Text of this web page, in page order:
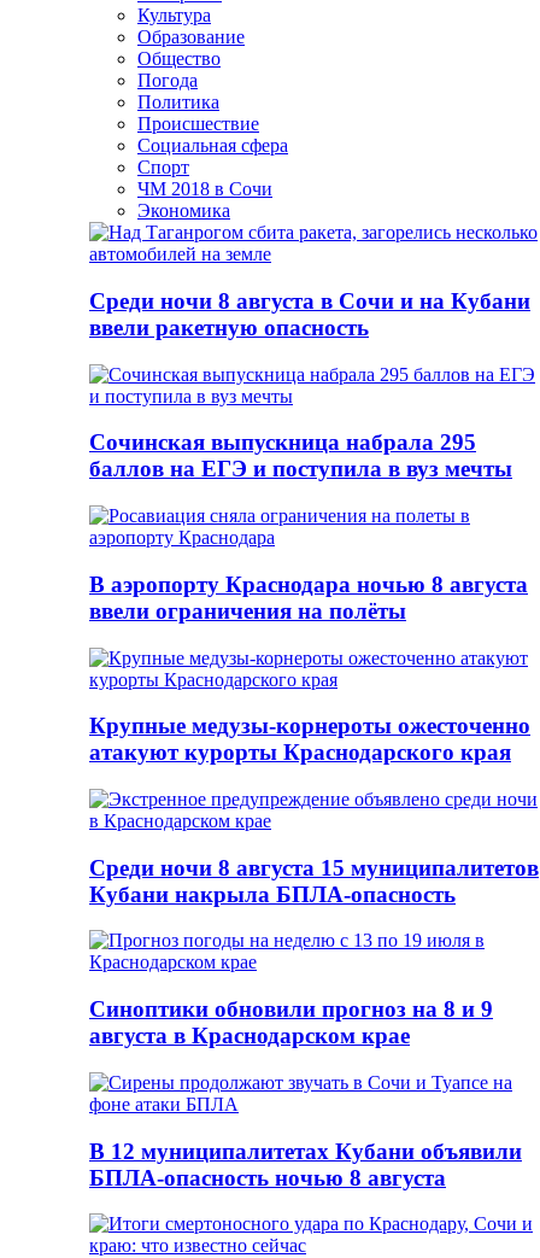
Культура
Образование
Общество
Погода
Политика
Происшествие
Социальная сфера
Спорт
ЧМ 2018 в Сочи
Экономика
Среди ночи 8 августа в Сочи и на Кубани
ввели ракетную опасность
Сочинская выпускница набрала 295
баллов на ЕГЭ и поступила в вуз мечты
В аэропорту Краснодара ночью 8 августа
ввели ограничения на полёты
Крупные медузы-корнероты ожесточенно
атакуют курорты Краснодарского края
Среди ночи 8 августа 15 муниципалитетов
Кубани накрыла БПЛА-опасность
Синоптики обновили прогноз на 8 и 9
августа в Краснодарском крае
В 12 муниципалитетах Кубани объявили
БПЛА-опасность ночью 8 августа